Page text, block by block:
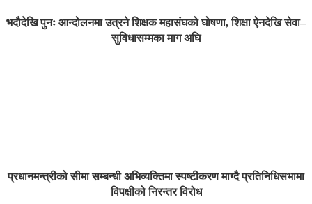
भदौदेखि पुनः आन्दोलनमा उत्रने शिक्षक महासंघको घोषणा, शिक्षा ऐनदेखि सेवा–
सुविधासम्मका माग अघि
प्रधानमन्त्रीको सीमा सम्बन्धी अभिव्यक्तिमा स्पष्टीकरण माग्दै प्रतिनिधिसभामा
विपक्षीको निरन्तर विरोध